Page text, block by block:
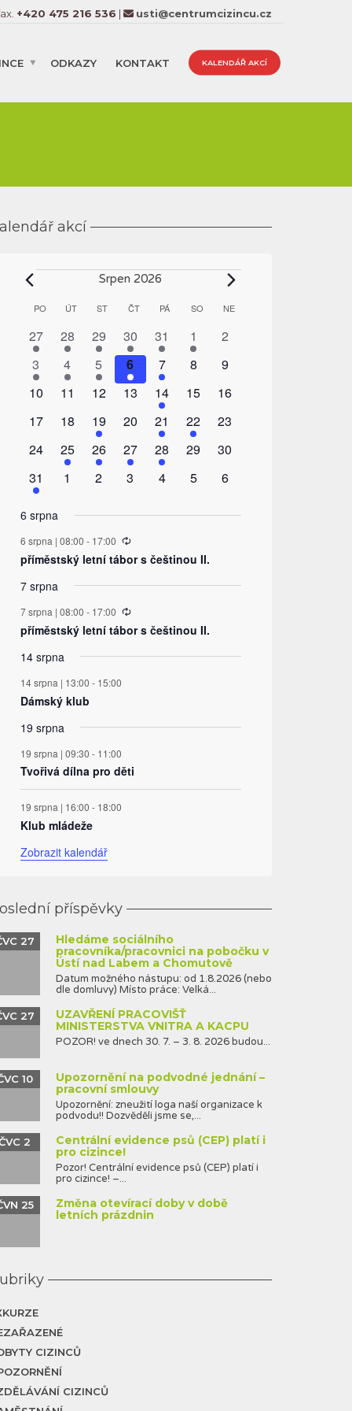
+420 475 216 536 | usti@centrumcizincu.cz
ODKAZY KONTAKT KALENDÁŘ AKCÍ
akcí
Akce Srpen 2026
Kalendář
z
Akce
PO PONDĚLÍ
ÚTÚTERÝ
STSTŘEDA
ČT ČTVRTEK
PÁ PÁTEKSO SOBOTA
NENEDĚLE
1
akce
27
1
akce
28
1
akce
29
1
akce
30
1
akce
31
1
akce
1
0
2
1
akce
3
1
akce
4
1
akce
5
1
akce
6
1
akce
7
0
8
0
9
0
10
0
11
0
12
0
13
1
akce
14
0
15
0
16
0
17
0
18
2
akce
19
0
20
1
akce
21
1
akce
22
0
23
0
24
1
akce
25
1
akce
26
1
akce
27
1
akce
28
0
29
0
30
1
akce
31
0
1
0
2
0
3
0
4
0
5
0
6
6 srpna
6 srpna | 08:00 - 17:00
příměstský letní tábor s češtinou II.
7 srpna
7 srpna | 08:00 - 17:00
příměstský letní tábor s češtinou II.
14 srpna
14 srpna | 13:00 - 15:00
Dámský klub
19 srpna
19 srpna | 09:30 - 11:00
Tvořivá dílna pro děti
19 srpna | 16:00 - 18:00
Klub mládeže
Zobrazit kalendář
příspěvky
Hledáme sociálního
pracovníka/pracovnici na pobočku v
Ústí nad Labem a Chomutově
27
Datum možného nástupu: od 1.8.2026 (nebo
dle domluvy) Místo práce: Velká...
UZAVŘENÍ PRACOVIŠŤ
MINISTERSTVA VNITRA A KACPU
27
POZOR! ve dnech 30. 7. – 3. 8. 2026 budou...
Upozornění na podvodné jednání –
pracovní smlouvy
10
Upozornění: zneužití loga naší organizace k
podvodu!! Dozvěděli jsme se,...
Centrální evidence psů (CEP) platí i
pro cizince!
2
Pozor! Centrální evidence psů (CEP) platí i
pro cizince! –...
Změna otevírací doby v době
letních prázdnin
25
CIZINCŮ
CIZINCŮ